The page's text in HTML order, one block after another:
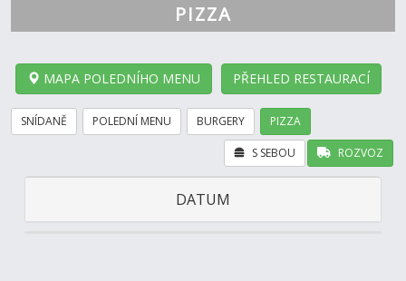
PIZZA
MAPA POLEDNÍHO MENU PŘEHLED RESTAURACÍ
SNÍDANĚ POLEDNÍ MENU BURGERY PIZZA
ROZVOZ
S SEBOU
DATUM